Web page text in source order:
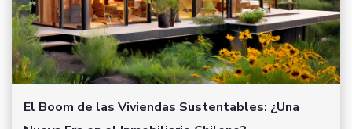
El Boom de las Viviendas Sustentables: ¿Una